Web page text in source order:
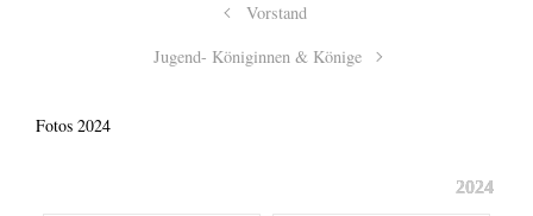
Vorstand
Jugend- Königinnen & Könige
Fotos 2024
2024